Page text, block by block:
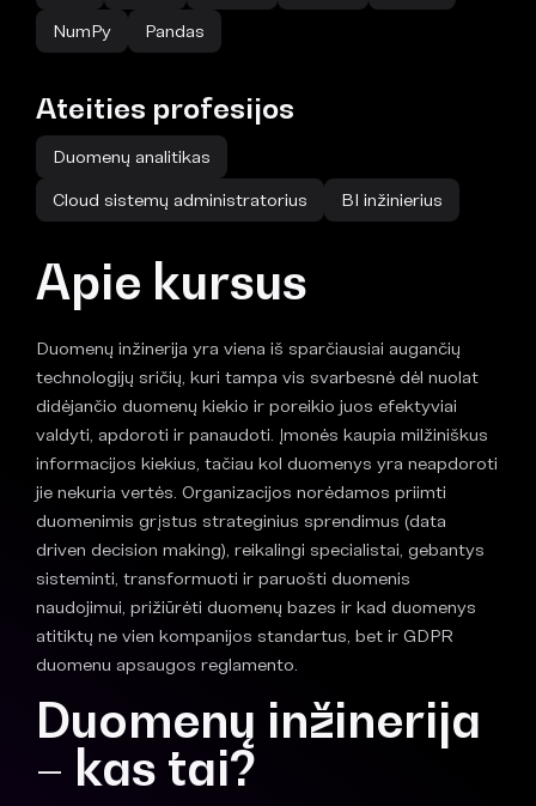
NumPy
Pandas
Ateities profesijos
Duomenų analitikas
Cloud sistemų administratorius
BI inžinierius
Apie kursus
Duomenų inžinerija yra viena iš sparčiausiai augančių
technologijų sričių, kuri tampa vis svarbesnė dėl nuolat
didėjančio duomenų kiekio ir poreikio juos efektyviai
valdyti, apdoroti ir panaudoti. Įmonės kaupia milžiniškus
informacijos kiekius, tačiau kol duomenys yra neapdoroti
jie nekuria vertės. Organizacijos norėdamos priimti
duomenimis grįstus strateginius sprendimus (data
driven decision making), reikalingi specialistai, gebantys
sisteminti, transformuoti ir paruošti duomenis
naudojimui, prižiūrėti duomenų bazes ir kad duomenys
atitiktų ne vien kompanijos standartus, bet ir GDPR
duomenu apsaugos reglamento.
Duomenų inžinerija
– kas tai?